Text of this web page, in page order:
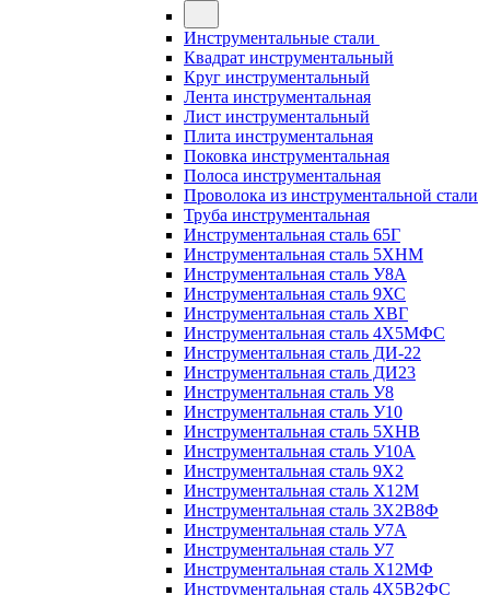
Инструментальные стали
Квадрат инструментальный
Круг инструментальный
Лента инструментальная
Лист инструментальный
Плита инструментальная
Поковка инструментальная
Полоса инструментальная
Проволока из инструментальной стали
Труба инструментальная
Инструментальная сталь 65Г
Инструментальная сталь 5ХНМ
Инструментальная сталь У8А
Инструментальная сталь 9ХС
Инструментальная сталь ХВГ
Инструментальная сталь 4Х5МФС
Инструментальная сталь ДИ-22
Инструментальная сталь ДИ23
Инструментальная сталь У8
Инструментальная сталь У10
Инструментальная сталь 5ХНВ
Инструментальная сталь У10А
Инструментальная сталь 9Х2
Инструментальная сталь Х12М
Инструментальная сталь 3Х2В8Ф
Инструментальная сталь У7А
Инструментальная сталь У7
Инструментальная сталь Х12МФ
Инструментальная сталь 4Х5В2ФС